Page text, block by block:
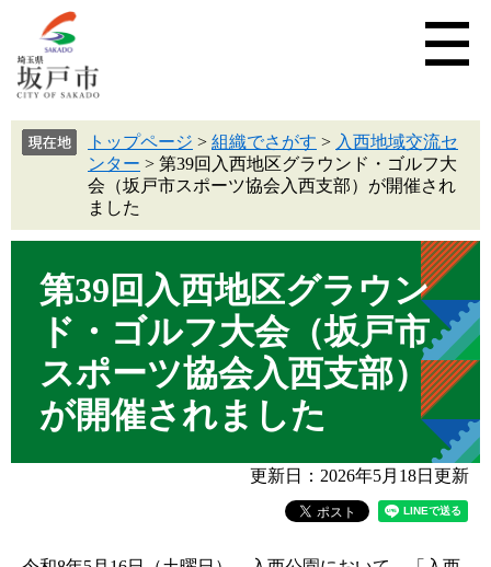
トップページ > 組織でさがす > 入西地域交流セ
ンター > 第39回入西地区グラウンド・ゴルフ大
会（坂戸市スポーツ協会入西支部）が開催され
ました
第39回入西地区グラウン
ド・ゴルフ大会（坂戸市
スポーツ協会入西支部）
が開催されました
更新日：2026年5月18日更新